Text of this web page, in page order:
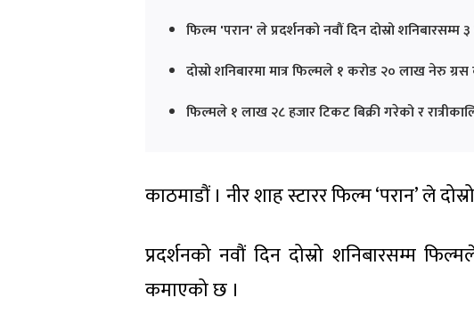
फिल्म 'परान' ले प्रदर्शनको नवौं दिन दोस्रो
दोस्रो शनिबारमा मात्र फिल्मले १ करोड २० लाख नेरु
फिल्मले १ लाख २८ हजार टिकट बिक्री गरेको र
काठमाडौं । नीर शाह स्टारर फिल्म ‘परान’ ले
प्रदर्शनको नवौं दिन दोस्रो शनिबारसम्म
कमाएको छ ।